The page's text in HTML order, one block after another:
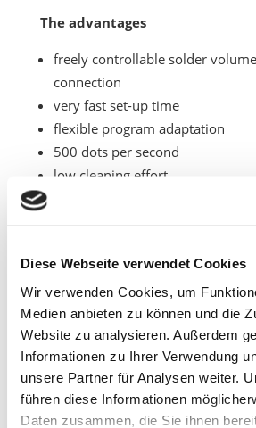
Diese Webseite verwendet Cookies
Wir verwenden Cookies, um
Medien anbieten zu können und die
Website zu analysieren. Außerdem
Informationen zu Ihrer Verwendung
unsere Partner für Analysen weiter.
führen diese Informationen
Daten zusammen, die Sie ihnen
The advantages
freely controllable solder
connection
very fast set-up time
flexible program adaptation
500 dots per second
low cleaning effort
This video illustrates the
Bitte akzeptieren Siestatistik,
um dieses Video anzusehen.
Schnellkontakt: